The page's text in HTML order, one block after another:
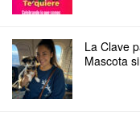
La Clave
Mascota